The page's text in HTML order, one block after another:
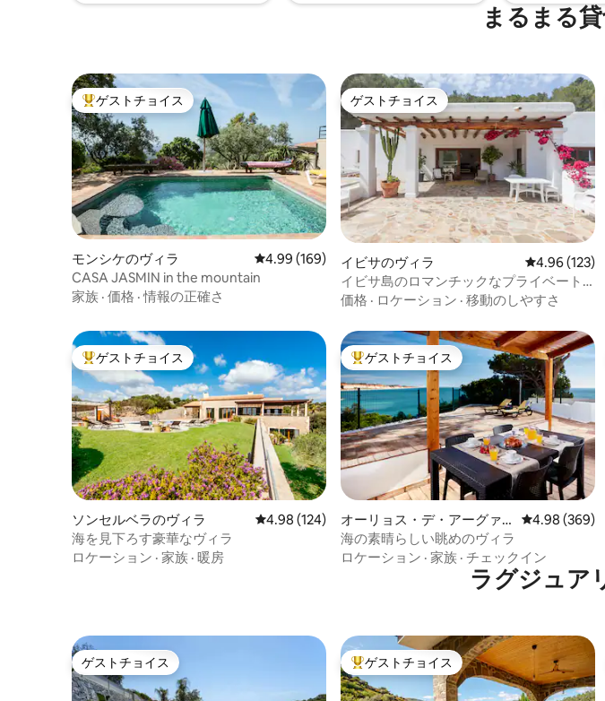
まるまる
大好評のゲストチョイスです。
ゲストチョイス
モンシケのヴィラ レビュー169件、5つ星中4.99つ星の平均評価
4.99 (169)
CASA JASMIN in the mountain
家族 · 価格 ·情報の正確さ
ゲストチョイス
ゲストチョイス
イビサのヴィラ レビュー123
4.96 (123)
イビサ島のロマンチックなプライベート
ヴィラ
価格 · ロケーション · 移動のしやすさ
大好評のゲストチョイスです。
ゲストチョイス
ソンセルベラのヴィラ レビュー124件、5つ星中4.98つ星の平均評価
4.98 (124)
海を見下ろす豪華なヴィラ
ロケーション · 家族 · 暖房
大好評のゲストチョイスです。
ゲストチョイス
オーリョス・デ・アーグァ
のヴィラ
レビュー369
4.98 (369)
海の素晴らしい眺めのヴィラ
ロケーション · 家族 · チェックイン
ラグジュア
ゲストチョイス
ゲストチョイス 大好評のゲストチョイスです。
ゲストチョイス